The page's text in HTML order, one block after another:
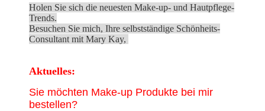
Holen Sie sich die neuesten Make-up- und Hautpflege-
Trends.
Besuchen Sie mich, Ihre selbstständige Schönheits-
Consultant mit Mary Kay,
Aktuelles:
Sie möchten Make-up Produkte bei mir
bestellen?